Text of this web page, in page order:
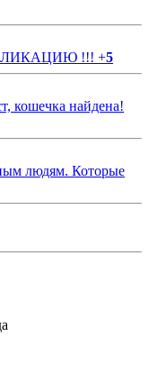
!!! +5
кошечка найдена!
людям. Которые